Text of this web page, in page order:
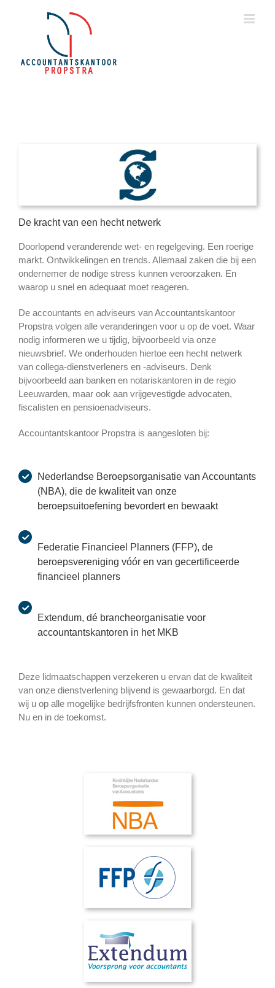
De kracht van een hecht netwerk
Doorlopend veranderende wet- en regelgeving. Een roerige
markt. Ontwikkelingen en trends. Allemaal zaken die bij een
ondernemer de nodige stress kunnen veroorzaken. En
waarop u snel en adequaat moet reageren.
De accountants en adviseurs van Accountantskantoor
Propstra volgen alle veranderingen voor u op de voet. Waar
nodig informeren we u tijdig, bijvoorbeeld via onze
nieuwsbrief. We onderhouden hiertoe een hecht netwerk
van collega-dienstverleners en -adviseurs. Denk
bijvoorbeeld aan banken en notariskantoren in de regio
Leeuwarden, maar ook aan vrijgevestigde advocaten,
fiscalisten en pensioenadviseurs.
Accountantskantoor Propstra is aangesloten bij:
Nederlandse Beroepsorganisatie van Accountants
(NBA), die de kwaliteit van onze
beroepsuitoefening bevordert en bewaakt
Federatie Financieel Planners (FFP), de
beroepsvereniging vóór en van gecertificeerde
financieel planners
Extendum, dé brancheorganisatie voor
accountantskantoren in het MKB
Deze lidmaatschappen verzekeren u ervan dat de kwaliteit
van onze dienstverlening blijvend is gewaarborgd. En dat
wij u op alle mogelijke bedrijfsfronten kunnen ondersteunen.
Nu en in de toekomst.